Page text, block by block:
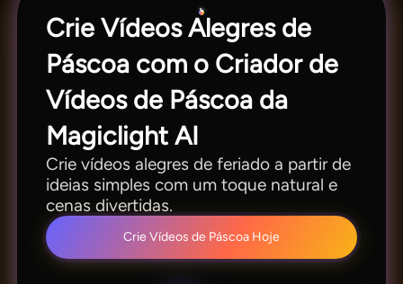
Crie Vídeos Alegres de
Páscoa com o Criador de
Vídeos de Páscoa da
Magiclight AI
Crie vídeos alegres de feriado a partir de
ideias simples com um toque natural e
cenas divertidas.
Crie Vídeos de Páscoa Hoje